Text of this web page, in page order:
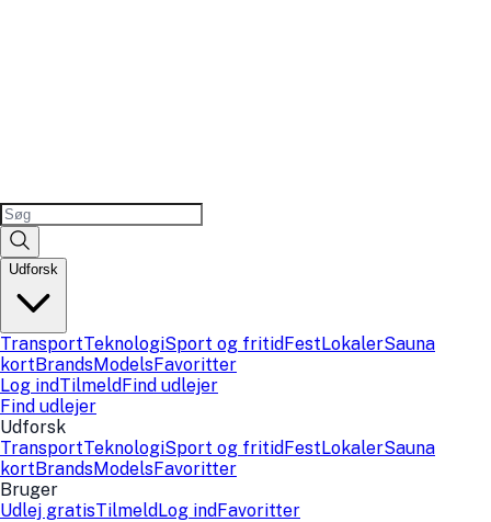
Udforsk
TransportTeknologiSport og fritidFestLokalerSauna
kortBrandsModelsFavoritter
Log indTilmeldFind udlejer
Find udlejer
Udforsk
TransportTeknologiSport og fritidFestLokalerSauna
kortBrandsModelsFavoritter
Bruger
Udlej gratisTilmeldLog indFavoritter